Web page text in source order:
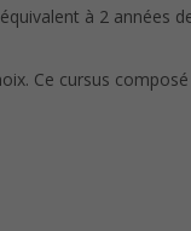
à 2 années
Ce cursus